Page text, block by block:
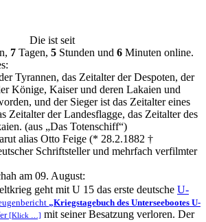
Die ist seit
7 Tagen, 5 Stunden und 6 Minuten online.
Tyrannen, das Zeitalter der Despoten, der
Könige, Kaiser und deren Lakaien und
und der Sieger ist das Zeitalter eines
Zeitalter der Landesflagge, das Zeitalter des
(aus
Das Totenschiff )
alias Otto Feige (* 28.2.1882 †
Schriftsteller und mehrfach verfilmter
am 09. August:
geht mit U 15 das erste deutsche U-
Kriegstagebuch des Unterseebootes U-
[Klick …] mit seiner Besatzung verloren. Der